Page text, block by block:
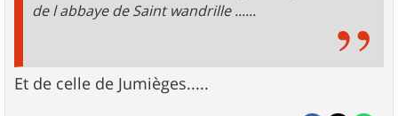
de l abbaye de Saint wandrille ......
Et de celle de Jumièges.....